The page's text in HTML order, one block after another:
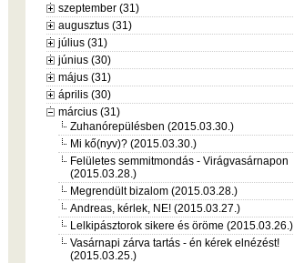
szeptember (31)
augusztus (31)
július (31)
június (30)
május (31)
április (30)
március (31)
Zuhanórepülésben (2015.03.30.)
Mi kő(nyv)? (2015.03.30.)
Felületes semmitmondás - Virágvasárnapon
(2015.03.28.)
Megrendült bizalom (2015.03.28.)
Andreas, kérlek, NE! (2015.03.27.)
Lelkipásztorok sikere és öröme (2015.03.26.)
Vasárnapi zárva tartás - én kérek elnézést!
(2015.03.25.)